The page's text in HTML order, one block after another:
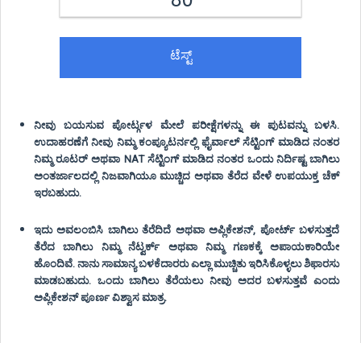
ಟೆಸ್ಟ್
ನೀವು ಬಯಸುವ ಪೋರ್ಟ್ಗಳ ಮೇಲೆ ಪರೀಕ್ಷೆಗಳನ್ನು ಈ ಪುಟವನ್ನು ಬಳಸಿ.
ಉದಾಹರಣೆಗೆ ನೀವು ನಿಮ್ಮ ಕಂಪ್ಯೂಟರ್ನಲ್ಲಿ ಫೈರ್ವಾಲ್ ಸೆಟ್ಟಿಂಗ್ ಮಾಡಿದ ನಂತರ
ನಿಮ್ಮ ರೂಟರ್ ಅಥವಾ NAT ಸೆಟ್ಟಿಂಗ್ ಮಾಡಿದ ನಂತರ ಒಂದು ನಿರ್ದಿಷ್ಟ ಬಾಗಿಲು
ಅಂತರ್ಜಾಲದಲ್ಲಿ ನಿಜವಾಗಿಯೂ ಮುಚ್ಚಿದ ಅಥವಾ ತೆರೆದ ವೇಳೆ ಉಪಯುಕ್ತ ಚೆಕ್
ಇರಬಹುದು.
ಇದು ಅವಲಂಬಿಸಿ ಬಾಗಿಲು ತೆರೆದಿದೆ ಅಥವಾ ಅಪ್ಲಿಕೇಶನ್, ಪೋರ್ಟ್ ಬಳಸುತ್ತದೆ
ತೆರೆದ ಬಾಗಿಲು ನಿಮ್ಮ ನೆಟ್ವರ್ಕ್ ಅಥವಾ ನಿಮ್ಮ ಗಣಕಕ್ಕೆ ಅಪಾಯಕಾರಿಯೇ
ಹೊಂದಿವೆ. ನಾನು ಸಾಮಾನ್ಯ ಬಳಕೆದಾರರು ಎಲ್ಲಾ ಮುಚ್ಚಿತು ಇರಿಸಿಕೊಳ್ಳಲು ಶಿಫಾರಸು
ಮಾಡಬಹುದು. ಒಂದು ಬಾಗಿಲು ತೆರೆಯಲು ನೀವು ಅದರ ಬಳಸುತ್ತವೆ ಎಂದು
ಅಪ್ಲಿಕೇಶನ್ ಪೂರ್ಣ ವಿಶ್ವಾಸ ಮಾತ್ರ.